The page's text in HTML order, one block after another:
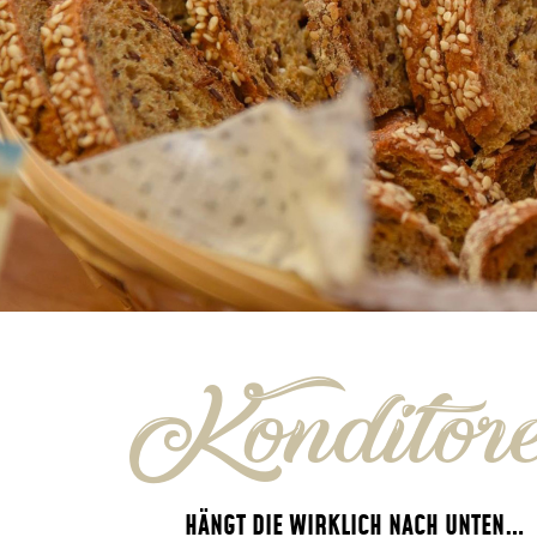
HÄNGT DIE WIRKLICH NACH UNTEN…